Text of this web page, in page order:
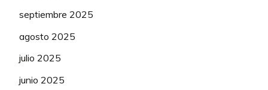
septiembre 2025
agosto 2025
julio 2025
junio 2025